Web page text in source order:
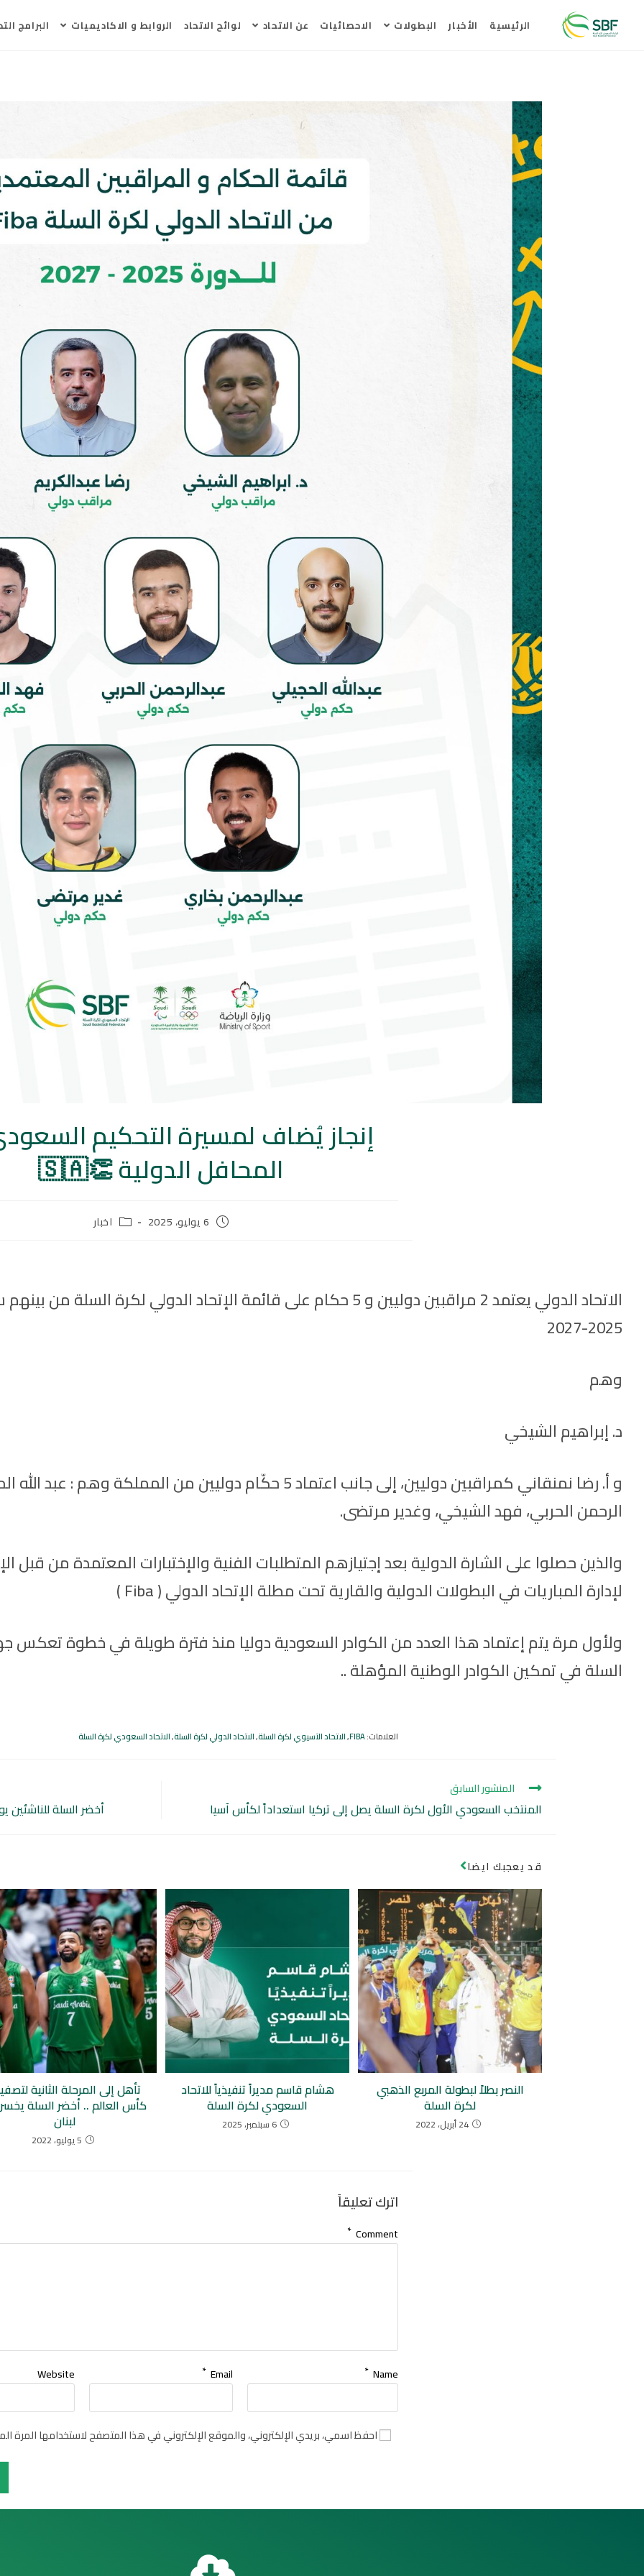
الرئيسية الأخبار البطولات الاحصائيات عن الاتحاد لوائح الاتحاد الروابط و الاكاديميات البرامج
إنجاز يُضاف لمسيرة التحكيم
المحافل الدولية 👏🇸🇦
6 يوليو، 2025 اخبار
الاتحاد الدولي يعتمد 2 مراقبين دوليين و 5 حكام على قائمة الإتحاد الدولي
2025-2027
وهم
د. إبراهيم الشيخي
و أ. رضا نمنقاني كمراقبين دوليين، إلى جانب اعتماد 5 حكّام دوليين من
الرحمن الحربي، فهد الشيخي، وغدير مرتضى.
والذين حصلوا على الشارة الدولية بعد إجتيازهم المتطلبات الفنية والإختبارات المعتمدة من قبل
لإدارة المباريات في البطولات الدولية والقارية تحت مطلة الإتحاد الدولي ( Fiba )
ولأول مرة يتم إعتماد هذا العدد من الكوادر السعودية دوليا منذ فترة طويلة في خطوة تعكس
السلة في تمكين الكوادر الوطنية المؤهلة..
العلامات:
FIBA
,الاتحاد الآسيوي لكرة السلة,الاتحاد الدولي لكرة السلة,الاتحاد السعودي لكرة السلة
المنشور السابق
المنتخب السعودي الأول لكرة السلة يصل إلى تركيا استعداداً لكأس آسيا أخضر السلة للناشئين
قد يعجبك ايضا
تأهل إلى المرحلة الثانية
كأس العالم .. أخضر السلة
لبنان
5 يوليو، 2022
هشام قاسم مديراً تنفيذياً للاتحاد
السعودي لكرة السلة
6 سبتمبر، 2025
النصر بطلاً لبطولة المربع الذهبي
لكرة السلة
24 أبريل، 2022
اترك تعليقاً
Comment
*
Name
*
Email
*
Website
احفظ اسمي، بريدي الإلكتروني، والموقع الإلكتروني في هذا المتصفح لاستخدامها المرة